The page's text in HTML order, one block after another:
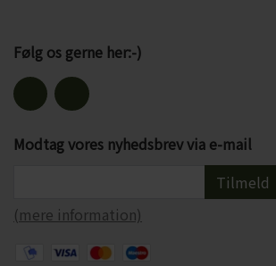
Følg os gerne her:-)
Modtag vores nyhedsbrev via e-mail
Tilmeld
(mere information)